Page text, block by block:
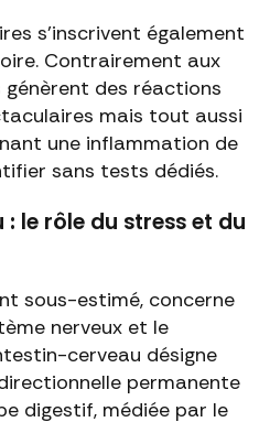
s'inscrivent également
Contrairement aux
génèrent des réactions
mais tout aussi
une inflammation de
sans tests dédiés.
le rôle du stress et du
sous-estimé, concerne
nerveux et le
cerveau désigne
permanente
digestif, médiée par le